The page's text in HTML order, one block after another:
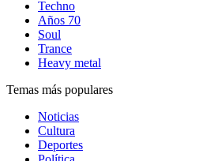
Techno
Años 70
Soul
Trance
Heavy metal
Temas más populares
Noticias
Cultura
Deportes